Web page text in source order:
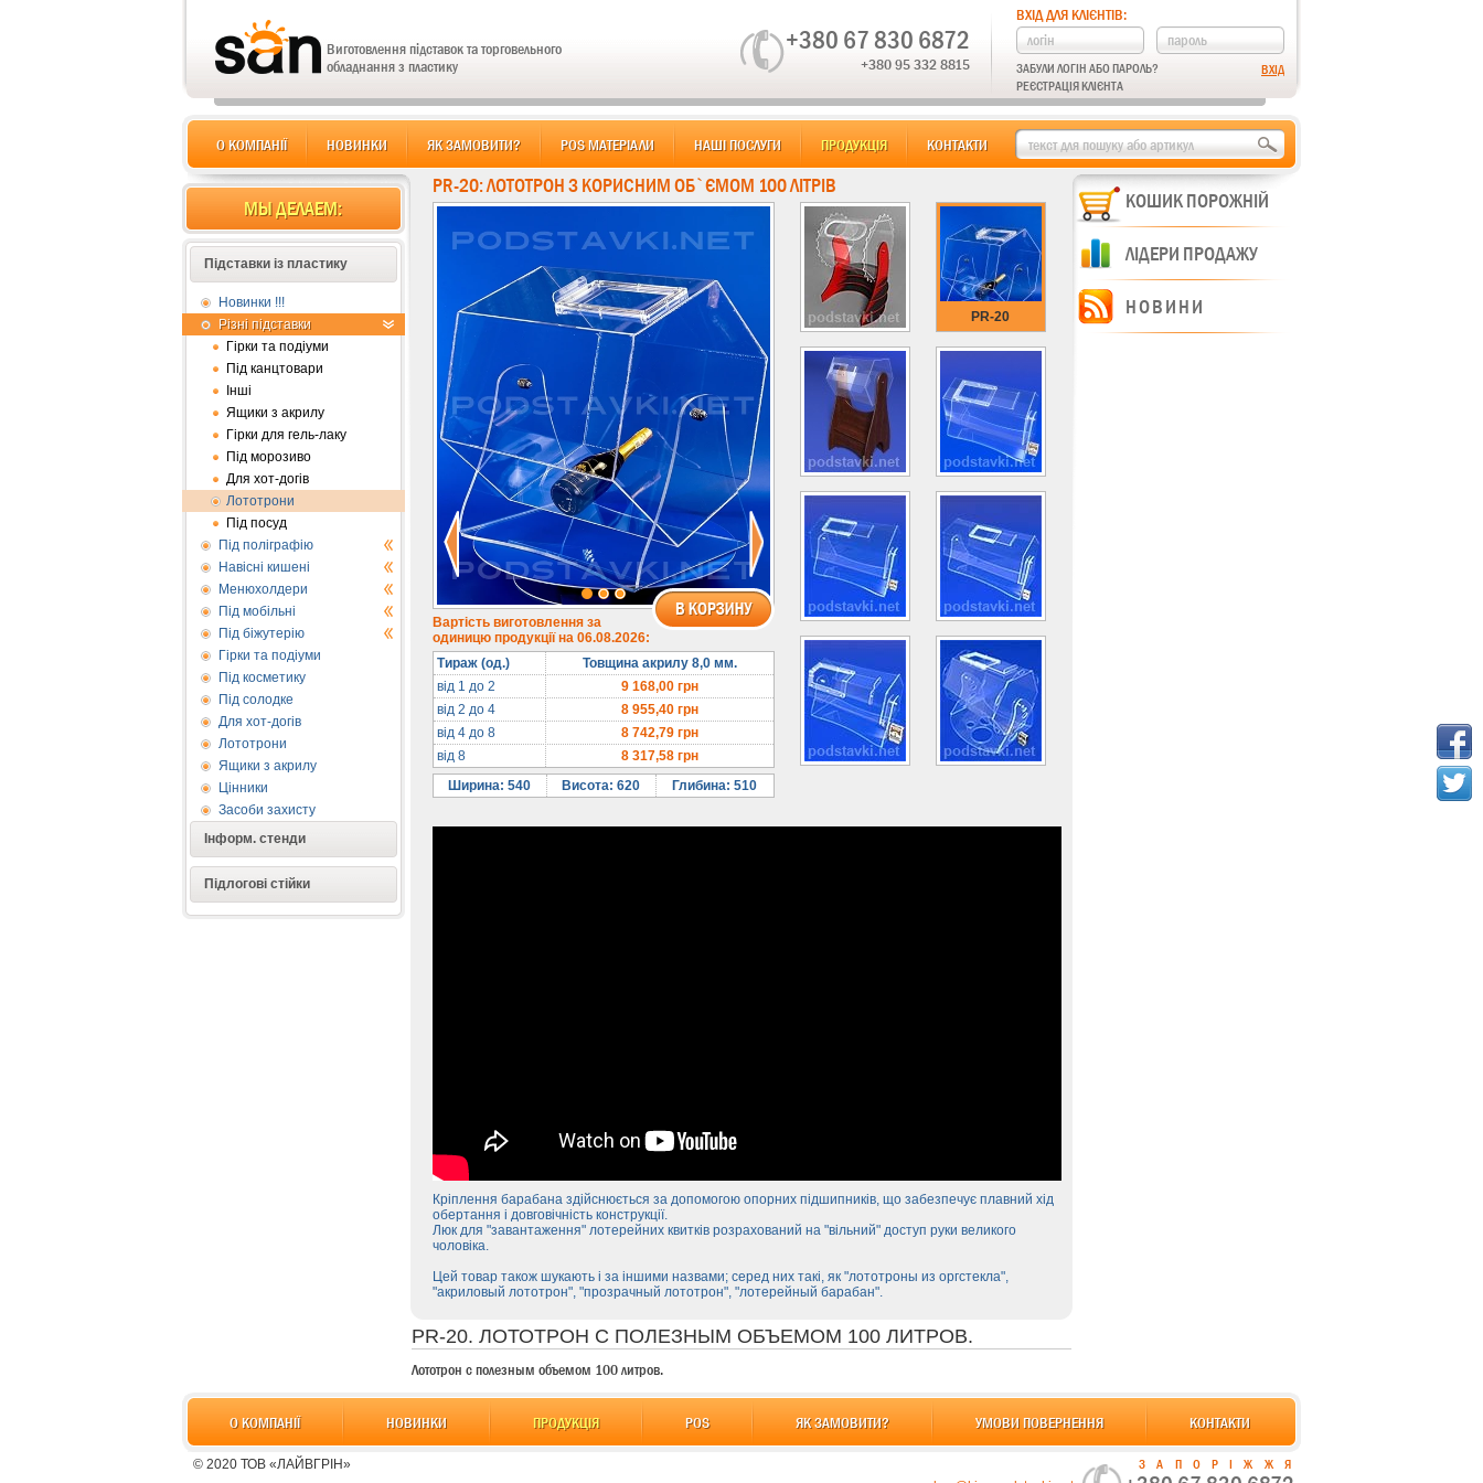
Виготовлення підставок та торговельного
обладнання з пластику
+380 67 830 6872
+380 95 332 8815
ВХІД ДЛЯ КЛІЄНТІВ:
ЗАБУЛИ ЛОГІН АБО ПАРОЛЬ?
РЕЄСТРАЦІЯ КЛІЄНТА
О КОМПАНІЇ НОВИНКИ ЯК ЗАМОВИТИ? POS МАТЕРІАЛИ НАШІ ПОСЛУГИ ПРОДУКЦІЯ КОНТАКТИ
МЫ ДЕЛАЕМ:
Підставки із пластику
Новинки !!!
Різні підставки
Гірки та подіуми
Під канцтовари
Інші
Ящики з акрилу
Гірки для гель-лаку
Під морозиво
Для хот-догів
Лототрони
Під посуд
Під поліграфію
Навісні кишені
Менюхолдери
Під мобільні
Під біжутерію
Гірки та подіуми
Під косметику
Під солодке
Для хот-догів
Лототрони
Ящики з акрилу
Цінники
Засоби захисту
Інформ. стенди
Підлогові стійки
PR-20. ЛОТОТРОН С ПОЛЕЗНЫМ ОБЪЕМОМ 100 ЛИТРОВ.
Лототрон с полезным объемом 100 литров.
PR-20: ЛОТОТРОН З КОРИСНИМ ОБ`ЄМОМ 100 ЛІТРІВ
Вартість виготовлення за
одиницю продукції на 06.08.2026:
Тираж (од.)
Товщина акрилу 8,0 мм.
від 1 до 2
9 168,00грн
від 2 до 4
8 955,40грн
від 4 до 8
8 742,79грн
від 8
8 317,58грн
Ширина: 540
Висота: 620 Глибина: 510
Кріплення барабана здійснюється за допомогою опорних підшипників, що забезпечує плавний хід
обертання і довговічність конструкції.
Люк для "завантаження" лотерейних квитків розрахований на "вільний" доступ руки великого
чоловіка.
Цей товар також шукають і за іншими назвами; серед них такі, як "лототроны из оргстекла",
"акриловый лототрон", "прозрачный лототрон", "лотерейный барабан".
PR-20
КОШИК ПОРОЖНІЙ
ЛІДЕРИ ПРОДАЖУ
НОВИНИ
О КОМПАНІЇ НОВИНКИ ПРОДУКЦІЯ POS ЯК ЗАМОВИТИ? УМОВИ ПОВЕРНЕННЯ КОНТАКТИ
© 2020 ТОВ «ЛАЙВГРІН»
ЗАПОРІЖЖЯ